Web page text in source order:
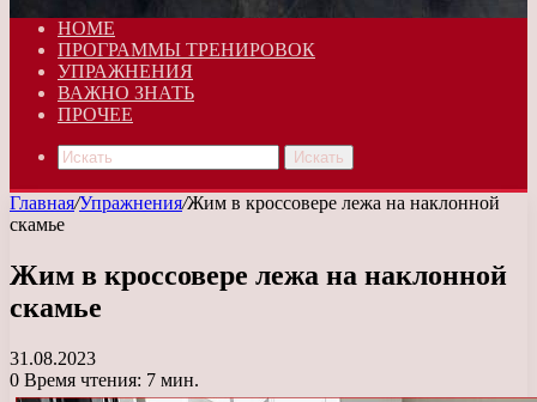
HOME
ПРОГРАММЫ ТРЕНИРОВОК
УПРАЖНЕНИЯ
ВАЖНО ЗНАТЬ
ПРОЧЕЕ
Искать
Главная/Упражнения/Жим в кроссовере лежа на наклонной
скамье
Жим в кроссовере лежа на наклонной
скамье
31.08.2023
0 Время чтения: 7 мин.